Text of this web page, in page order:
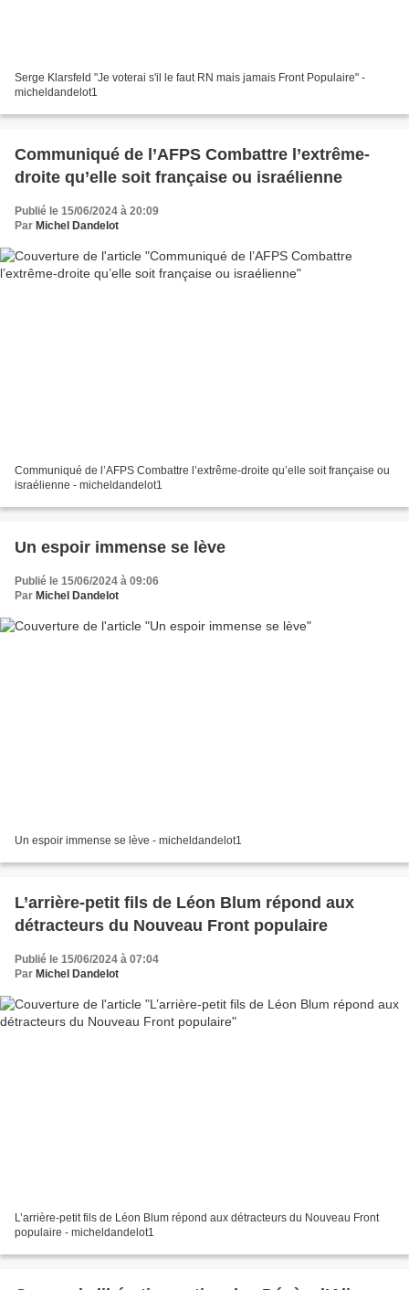
Serge Klarsfeld "Je voterai s'il le faut RN mais jamais Front Populaire" -
micheldandelot1
Communiqué de l’AFPS Combattre l’extrême-
droite qu’elle soit française ou israélienne
Publié le 15/06/2024 à 20:09
Par Michel Dandelot
Communiqué de l’AFPS Combattre l’extrême-droite qu’elle soit française ou
israélienne - micheldandelot1
Un espoir immense se lève
Publié le 15/06/2024 à 09:06
Par Michel Dandelot
Un espoir immense se lève - micheldandelot1
L’arrière-petit fils de Léon Blum répond aux
détracteurs du Nouveau Front populaire
Publié le 15/06/2024 à 07:04
Par Michel Dandelot
L’arrière-petit fils de Léon Blum répond aux détracteurs du Nouveau Front
populaire - micheldandelot1